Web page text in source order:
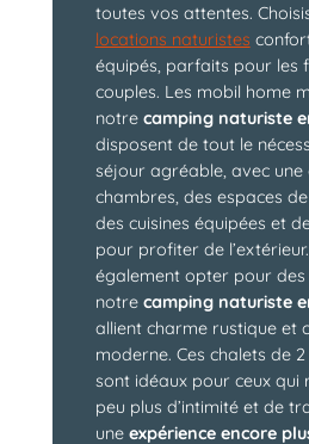
toutes vos attentes.
locations naturistes
équipés, parfaits pour les
couples. Les mobil home
notre camping naturiste
disposent de tout le
séjour agréable, avec une
chambres, des espaces
des cuisines équipées et
pour profiter de
également opter pour des
notre camping naturiste
allient charme rustique et
moderne. Ces chalets de
sont idéaux pour ceux qui
peu plus d’intimité et de
une expérience encore